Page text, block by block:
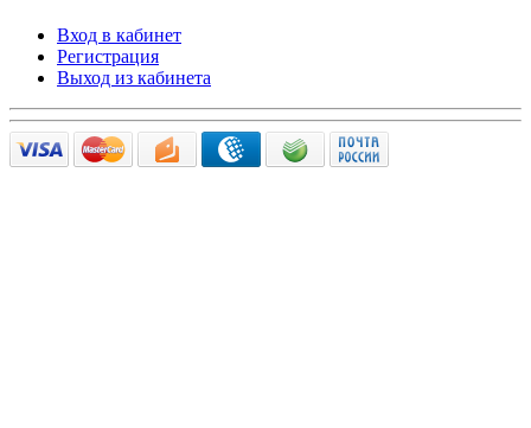
Вход в кабинет
Регистрация
Выход из кабинета